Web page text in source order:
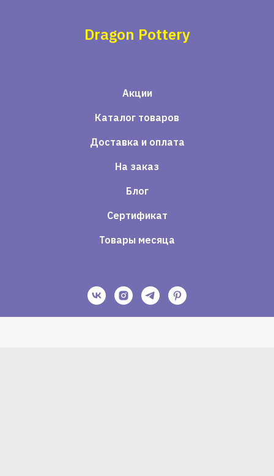
Dragon Pottery
Акции
Каталог товаров
Доставка и оплата
На заказ
Блог
Сертификат
Товары месяца